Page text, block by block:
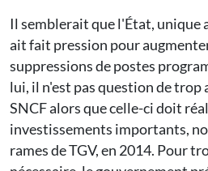
Il semblerait que l'État, unique
ait fait pression pour
suppressions de postes
lui, il n'est pas question de trop
SNCF alors que celle-ci doit
investissements importants,
rames de TGV, en 2014. Pour